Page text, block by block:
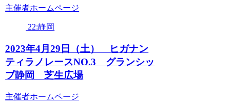
主催者ホームページ
22:静岡
2023年4月29日（土） ヒガナン
ティラノレースNO.3 グランシッ
プ静岡 芝生広場
主催者ホームページ